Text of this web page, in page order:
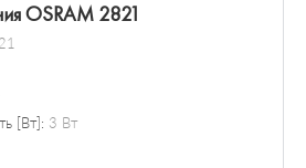
OSRAM 2821
[Вт]: 3 Вт